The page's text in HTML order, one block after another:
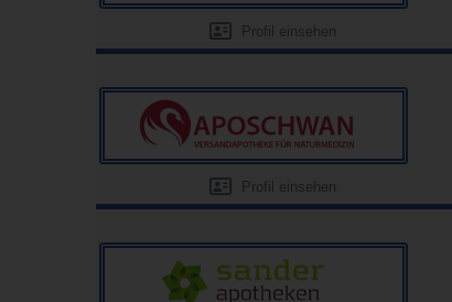
Profil einsehen
Profil einsehen